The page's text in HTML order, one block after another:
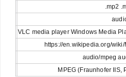
.mp2
VLC media player Windows Media
https://en.wikipedia.org/
audio/mpeg
MPEG (Fraunhofer IIS,